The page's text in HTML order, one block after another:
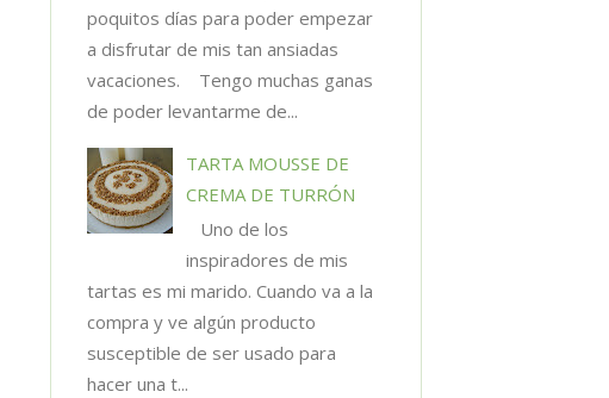
poquitos días para poder empezar
a disfrutar de mis tan ansiadas
vacaciones. Tengo muchas ganas
de poder levantarme de...
TARTA MOUSSE DE
CREMA DE TURRÓN
Uno de los
inspiradores de mis
tartas es mi marido. Cuando va a la
compra y ve algún producto
susceptible de ser usado para
hacer una t...